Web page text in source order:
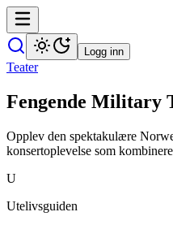
Logg inn
Teater
Fengende Military
Opplev den spektakulære
konsertoplevelse som
U
Utelivsguiden